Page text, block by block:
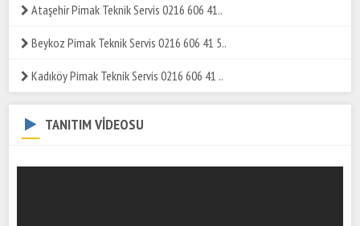
Ataşehir Pimak Teknik Servis 0216 606 41..
Beykoz Pimak Teknik Servis 0216 606 41 5..
Kadıköy Pimak Teknik Servis 0216 606 41 ..
TANITIM VİDEOSU